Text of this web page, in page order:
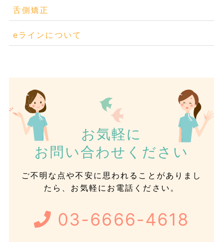
舌側矯正
eラインについて
お気軽に
お問い合わせください
ご不明な点や不安に思われることがありまし
たら、お気軽にお電話ください。
03-6666-4618